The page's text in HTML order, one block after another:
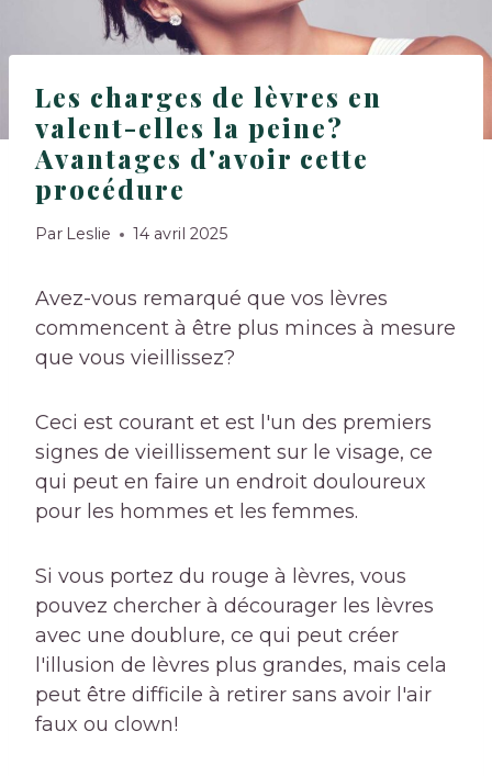
Les charges de lèvres en
valent-elles la peine?
Avantages d'avoir cette
procédure
Par Leslie 14 avril 2025
Avez-vous remarqué que vos lèvres
commencent à être plus minces à mesure
que vous vieillissez?
Ceci est courant et est l'un des premiers
signes de vieillissement sur le visage, ce
qui peut en faire un endroit douloureux
pour les hommes et les femmes.
Si vous portez du rouge à lèvres, vous
pouvez chercher à décourager les lèvres
avec une doublure, ce qui peut créer
l'illusion de lèvres plus grandes, mais cela
peut être difficile à retirer sans avoir l'air
faux ou clown!